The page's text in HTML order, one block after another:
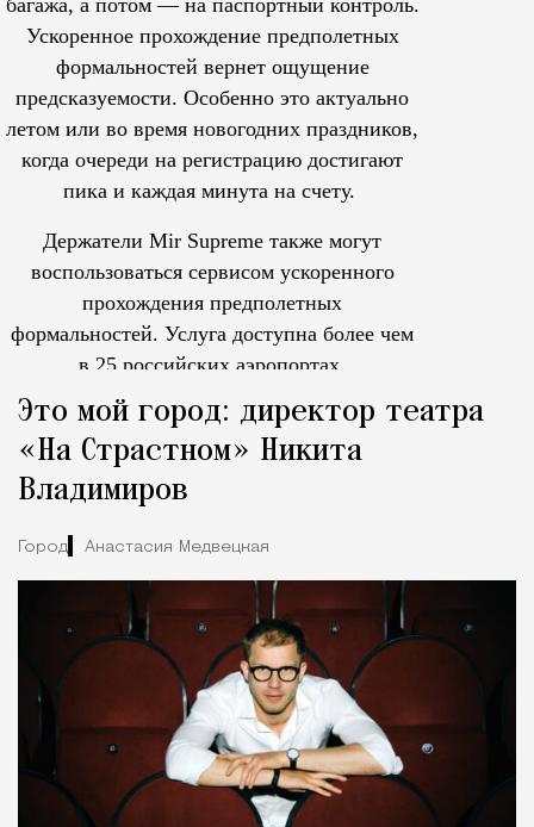
Ускоренное прохождение предполетных
формальностей вернет ощущение
предсказуемости. Особенно это актуально
летом или во время новогодних праздников,
когда очереди на регистрацию достигают
пика и каждая минута на счету.
Держатели Mir Supreme также могут
воспользоваться сервисом ускоренного
прохождения предполетных
формальностей. Услуга доступна более чем
в 25 российских аэропортах.
Это мой город: директор театра
«На Страстном» Никита
Владимиров
Город Анастасия Медвецкая